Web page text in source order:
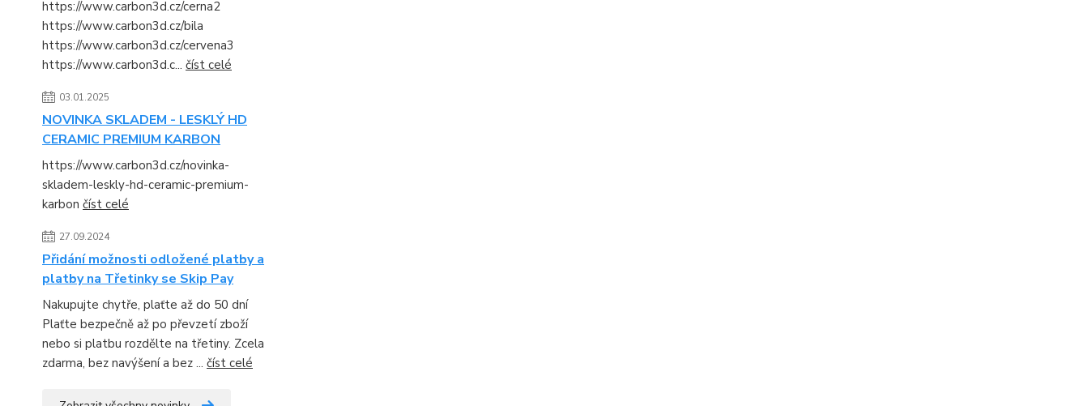
https://www.carbon3d.cz/cerna2
https://www.carbon3d.cz/bila
https://www.carbon3d.cz/cervena3
https://www.carbon3d.c... číst celé
03.01.2025
NOVINKA SKLADEM - LESKLÝ HD
CERAMIC PREMIUM KARBON
https://www.carbon3d.cz/novinka-
skladem-leskly-hd-ceramic-premium-
karbon číst celé
27.09.2024
Přidání možnosti odložené platby a
platby na Třetinky se Skip Pay
Nakupujte chytře, plaťte až do 50 dní
Plaťte bezpečně až po převzetí zboží
nebo si platbu rozdělte na třetiny. Zcela
zdarma, bez navýšení a bez ... číst celé